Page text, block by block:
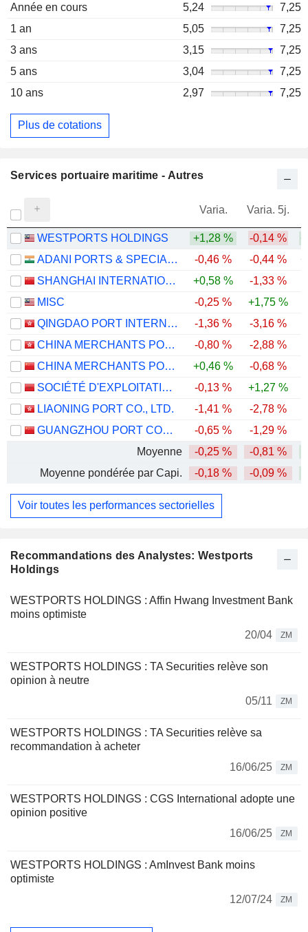
Recommandations des Analystes: Westports
Holdings
WESTPORTS HOLDINGS : Affin Hwang Investment Bank
moins optimiste
20/04
ZM
WESTPORTS HOLDINGS : TA Securities relève son
opinion à neutre
05/11
ZM
WESTPORTS HOLDINGS : TA Securities relève sa
recommandation à acheter
16/06/25
ZM
WESTPORTS HOLDINGS : CGS International adopte une
opinion positive
16/06/25
ZM
WESTPORTS HOLDINGS : AmInvest Bank moins
optimiste
12/07/24
ZM
Année en cours
5,24
7,25
1 an
5,05
7,25
3 ans
3,15
7,25
5 ans
3,04
7,25
10 ans
2,97 7,25
Plus de cotations
Services portuaire maritime - Autres
Varia. Varia. 5j.
WESTPORTS HOLDINGS +1,28 % -0,14 %
ADANI PORTS & SPECIAL ECONOMIC ZONE LIMITED
-0,46 % -0,44 %
SHANGHAI INTERNATIONAL PORT (GROUP) CO., LTD.
+0,58 % -1,33 %
MISC
-0,25 % +1,75 %
QINGDAO PORT INTERNATIONAL CO., LTD.
-1,36 % -3,16 %
CHINA MERCHANTS PORT HOLDINGS COMPANY LIMITED
-0,80 % -2,88 %
CHINA MERCHANTS PORT GROUP CO., LTD.
+0,46 % -0,68 %
SOCIÉTÉ D'EXPLOITATION DES PORTS
-0,13 % +1,27 %
LIAONING PORT CO., LTD.
-1,41 % -2,78 %
GUANGZHOU PORT COMPANY LIMITED
-0,65 % -1,29 %
Moyenne
-0,25 % -0,81 %
Moyenne pondérée par Capi.
-0,18 % -0,09 %
Voir toutes les performances sectorielles